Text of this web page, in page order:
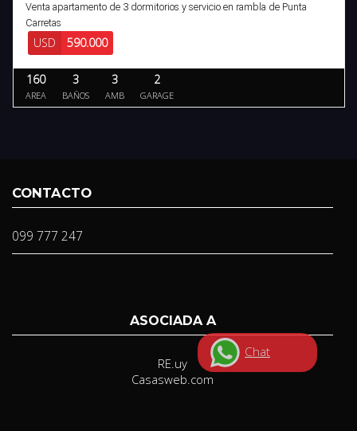
Venta apartamento de 3 dormitorios y servicio en rambla de Punta
Carretas
USD 590.000
160
AREA
3
BAÑOS
3
AMB
2
GARAGE
CONTACTO
099 777 247
ASOCIADA A
RE.uy
Casasweb.com
Chat